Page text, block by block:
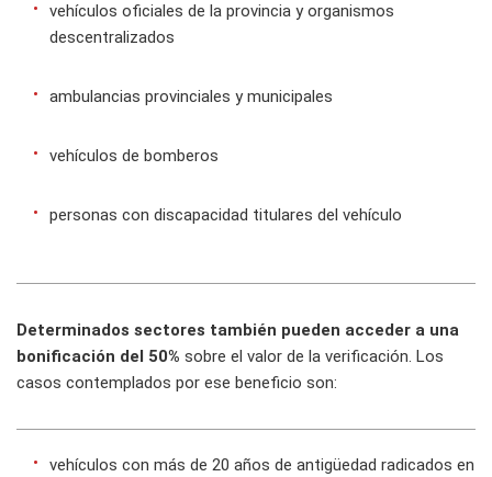
vehículos oficiales de la provincia y organismos
descentralizados
ambulancias provinciales y municipales
vehículos de bomberos
personas con discapacidad titulares del vehículo
Determinados sectores también pueden acceder a una
bonificación del 50% sobre el valor de la verificación. Los
casos contemplados por ese beneficio son:
vehículos con más de 20 años de antigüedad radicados en